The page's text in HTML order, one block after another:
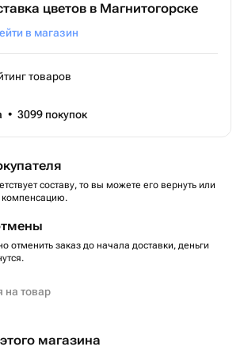
цветов в Магнитогорске
в магазин
товаров
• 3099 покупок
составу, то вы можете его вернуть или
компенсацию.
отменить заказ до начала доставки, деньги
на товар
магазина